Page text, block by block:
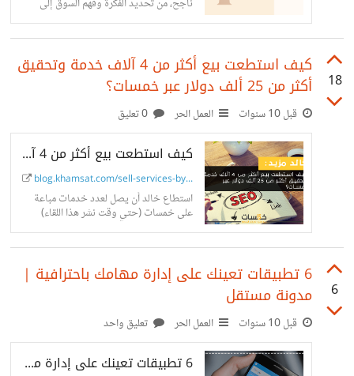
ناجح، من تحديد الفكرة وفهم السوق إلى
وضع خطة عمل فعالة وإطلاق وتسويق
18
كيف استطعت بيع أكثر من 4 آلاف خدمة وتحقيق
أكثر من 25 ألف دولار عبر خمسات؟
قبل 10 سنوات العمل الحر
كيف استطعت بيع أكثر من 4 آلاف خدمة وتحقيق أكثر من 25 ألف دولار عبر خمسات؟ | مدونة خمسات
blog.khamsat.com/sell-services-by...
استطاع خالد أن يصل لعدد خدمات مباعة
على خمسات (حتى وقت نشر هذا اللقاء)
وصلت لأكثر من 4 آلاف خدمة بما لا يقل عن
6
6 تطبيقات تعينك على إدارة مهامك باحترافية |
مدونة مستقل
قبل 10 سنوات العمل الحر تعليق واحد
6 تطبيقات تعينك على إدارة مهامك باحترافية